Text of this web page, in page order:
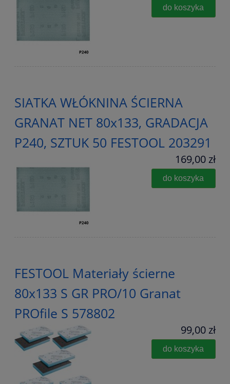
do koszyka
SIATKA WŁÓKNINA ŚCIERNA
GRANAT NET 80x133, GRADACJA
P240, SZTUK 50 FESTOOL 203291
169,00 zł
do koszyka
FESTOOL Materiały ścierne
80x133 S GR PRO/10 Granat
PROfile S 578802
99,00 zł
do koszyka